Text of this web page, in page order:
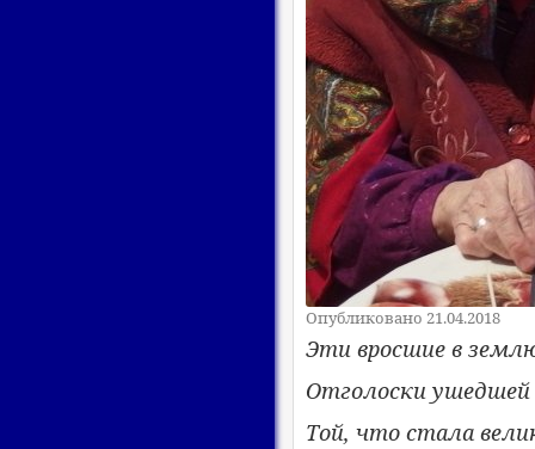
Опубликовано 21.04.2018
Эти вросшие в
Отголоски
Той, что стала